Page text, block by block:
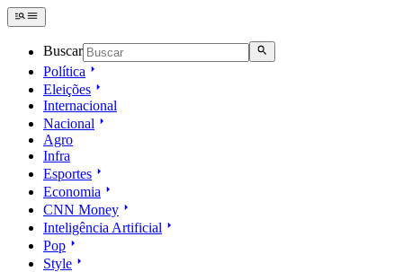
Buscar
Política
Eleições
Internacional
Nacional
Agro
Infra
Esportes
Economia
CNN Money
Inteligência Artificial
Pop
Style